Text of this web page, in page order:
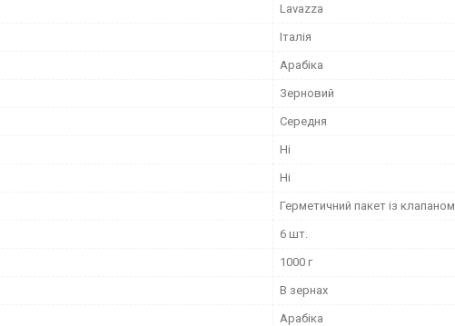
Lavazza
Італія
Арабіка
Зерновий
Середня
Ні
Ні
Герметичний пакет із клапаном
6 шт.
1000 г
В зернах
Арабіка